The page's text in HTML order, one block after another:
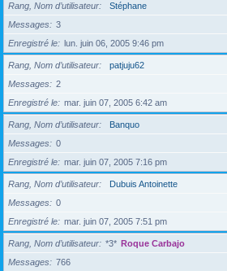
Rang, Nom d’utilisateur
Stéphane
Messages
3
Enregistré le
lun. juin 06, 2005 9:46 pm
Rang, Nom d’utilisateur
patjuju62
Messages
2
Enregistré le
mar. juin 07, 2005 6:42 am
Rang, Nom d’utilisateur
Banquo
Messages
0
Enregistré le
mar. juin 07, 2005 7:16 pm
Rang, Nom d’utilisateur
Dubuis Antoinette
Messages
0
Enregistré le
mar. juin 07, 2005 7:51 pm
Rang, Nom d’utilisateur *3* Roque Carbajo
Messages
766